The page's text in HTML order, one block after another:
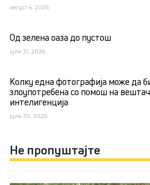
август 4, 2026
Од зелена оаза до пустош
јули 31, 2026
Kолку една фотографија може да
злоупотребена со помош на
интелигенција
јули 30, 2026
Не пропуштајте